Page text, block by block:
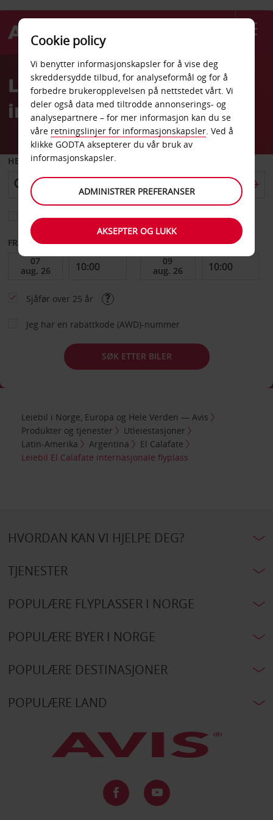
Welcome
AvisLeiebil El Calafate
internasjonale flyplass
HENT FRA
Velg et annet leveringssted
FRA DATO TIL DATO
Sjåfør over 25 år
Jeg har en rabattkode (AWD)-nummer
SØK ETTER BILER
Leiebil i Norge, Europa og Hele Verden — Avis
Produkter og tjenester
Utleiestasjoner
Latin-Amerika
Argentina
El Calafate
Leiebil El Calafate internasjonale flyplass
HVORDAN KAN VI HJELPE DEG?
TJENESTER
POPULÆRE FLYPLASSER I NORGE
POPULÆRE BYER I NORGE
POPULÆRE DESTINASJONER
POPULÆRE LAND
Cookie policy
Vi benytter informasjonskapsler for å vise deg
skreddersydde tilbud, for analyseformål og for å
forbedre brukeropplevelsen på nettstedet vårt. Vi
deler også data med tiltrodde annonserings- og
analysepartnere – for mer informasjon kan du se
våre retningslinjer for informasjonskapsler. Ved å
klikke GODTA aksepterer du vår bruk av
informasjonskapsler.
ADMINISTRER PREFERANSER
AKSEPTER OG LUKK